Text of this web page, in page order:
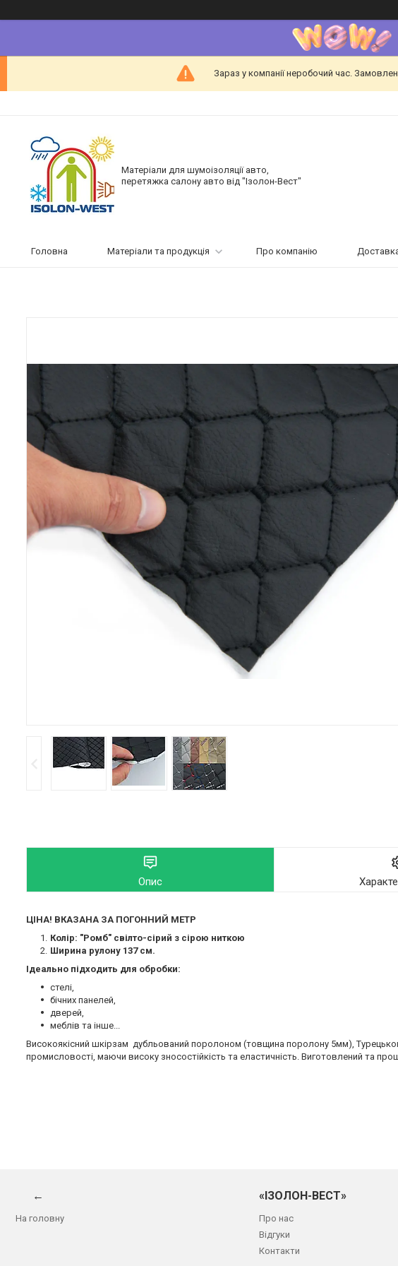
Зараз у компанії неробочий час.
Матеріали для шумоізоляції авто,
перетяжка салону авто від "Ізолон-Вест"
Головна Матеріали та продукція Про компанію
Опис
ЦІНА! ВКАЗАНА ЗА ПОГОННИЙ МЕТР
Колір: "Ромб" свілто-сірий з сірою ниткою
Ширина рулону 137 см.
Ідеально підходить для обробки:
стелі,
бічних панелей,
дверей,
меблів та інше...
Високоякісний шкірзам дубльований поролоном (товщина поролону 5мм),
промисловості, маючи високу зносостійкість та еластичність. Виготовлений та
←
На головну
«ІЗОЛОН-ВЕСТ»
Про нас
Відгуки
Контакти